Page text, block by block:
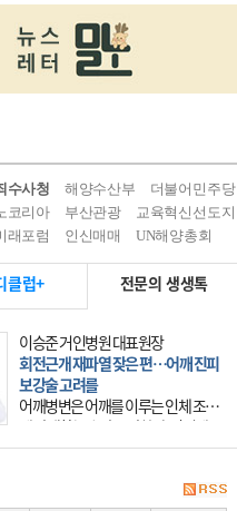
수사청 해양수산부
더불어민주당
코리아 부산관광
교육혁신선도지
래포럼 인신매매 UN해양총회
클럽+ 전문의 생생톡
이승준 거인병원 대표원장
회전근개 재파열 잦은 편…어깨 진피
보강술 고려를
어깨병변은 어깨를 이루는 인체 조직
에 발생하는 손상을 말한다. 여기에
는 오십견과 회전근개 증후군, 어깨